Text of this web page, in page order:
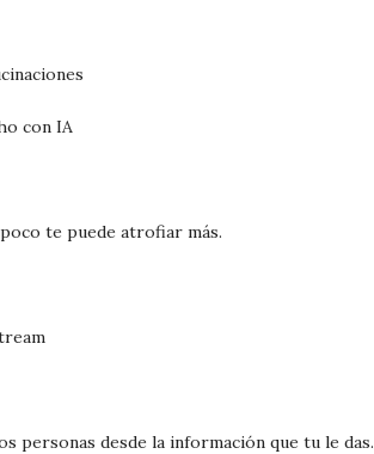
con IA
te puede atrofiar más.
personas desde la información que tu le das.